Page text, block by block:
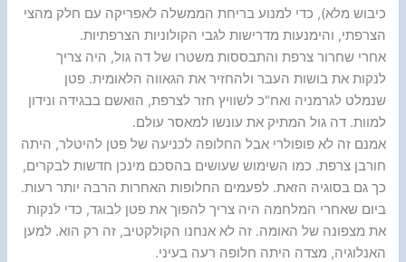
כיבוש מלא), כדי למנוע בריחת הממשלה לאפריקה עם חלק מהצי
הצרפתי, והימנעות מדרישות לגבי הקולוניות הצרפתיות.
אחרי שחרור צרפת והתבססות משטרו של דה גול, היה צריך
לנקות את בושות העבר ולהחזיר את הגאווה הלאומית. פטן
שנמלט לגרמניה ואח"כ לשוויץ חזר לצרפת, הואשם בבגידה ונידון
למוות. דה גול המתיק את עונשו למאסר עולם.
אמנם זה לא פופולרי אבל החלופה לכניעה של פטן להיטלר, היתה
חורבן צרפת. כמו השימוש שעושים בהסכם מינכן חדשות לבקרים,
כך גם בסוגיה הזאת. לפעמים החלופות האחרות הרבה יותר רעות.
ביום שאחרי המלחמה היה צריך להפוך את פטן לבוגד, כדי לנקות
את מצפונה של האומה. זה לא אנחנו הקולקטיב, זה רק הוא. למען
האנלוגיה, מצדה היתה חלופה רעה בעיני.